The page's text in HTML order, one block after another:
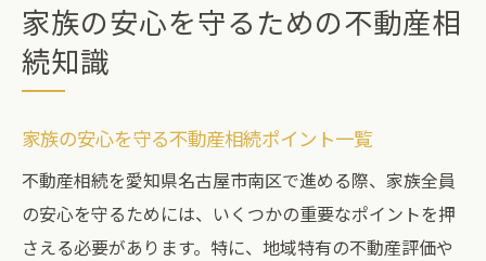
家族の安心を守るための不動産相
続知識
家族の安心を守る不動産相続ポイント一覧
不動産相続を愛知県名古屋市南区で進める際、家族全員
の安心を守るためには、いくつかの重要なポイントを押
さえる必要があります。特に、地域特有の不動産評価や